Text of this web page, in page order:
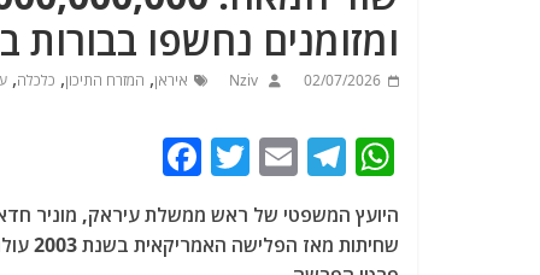
ומזומנים נחשפו
02/07/2026
Nziv איראן, המזרח התיכון, כלכלה,
W
at
T
e
E
m
ai
T
itt
a
c
היועץ המשפטי של ראש ממשלת עיראק, מוניר
שחיתות מאז הפלישה האמריקאית בשנת 2003 עולה על שני טריליון דולר